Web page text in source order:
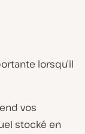
lorsqu’il
vos
stocké en